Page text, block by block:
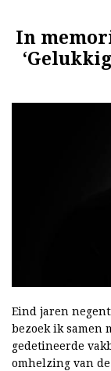
In
Eind jaren
bezoek ik samen
gedetineerde
omhelzing van